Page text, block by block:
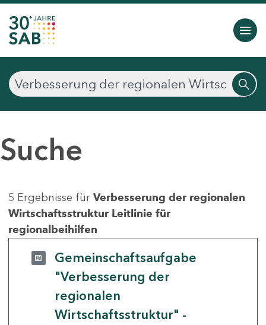
Suche
5 Ergebnisse für Verbesserung der regionalen
Wirtschaftsstruktur Leitlinie für
regionalbeihilfen
Gemeinschaftsaufgabe
"Verbesserung der
regionalen
Wirtschaftsstruktur" -